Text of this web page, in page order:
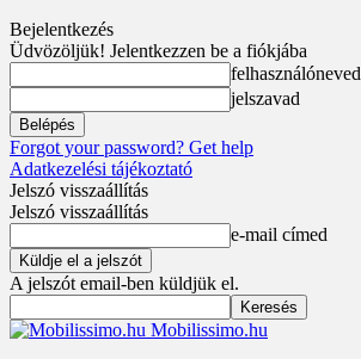
Bejelentkezés
Üdvözöljük! Jelentkezzen be a fiókjába
felhasználóneved
jelszavad
Forgot your password? Get help
Adatkezelési tájékoztató
Jelszó visszaállítás
Jelszó visszaállítás
e-mail címed
A jelszót email-ben küldjük el.
Mobilissimo.hu